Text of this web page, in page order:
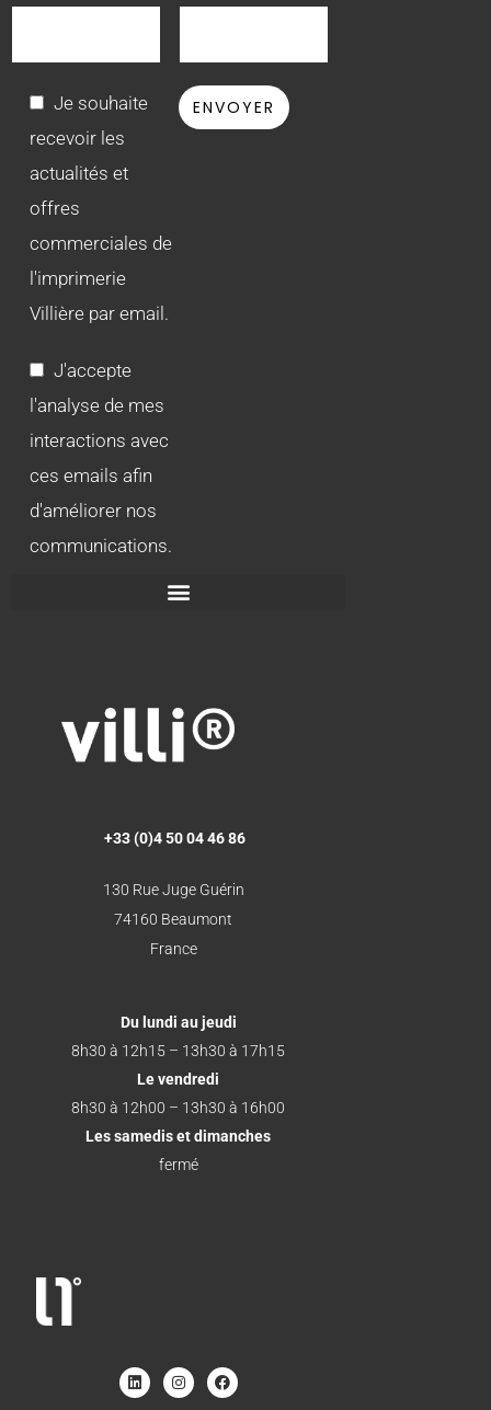
Je souhaite
recevoir les
actualités et
offres
commerciales de
l'imprimerie
Villière par email.
J'accepte
l'analyse de mes
interactions avec
ces emails afin
d'améliorer nos
communications.
+33 (0)4 50 04 46 86
130 Rue Juge Guérin
74160 Beaumont
France
Du lundi au jeudi
8h30 à 12h15 – 13h30 à 17h15
Le vendredi
8h30 à 12h00 – 13h30 à 16h00
Les samedis et dimanches
fermé